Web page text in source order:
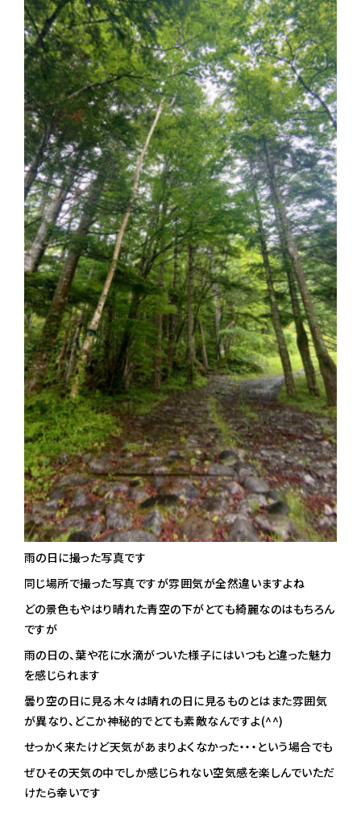
雨の日に撮った写真です
同じ場所で撮った写真ですが雰囲気が全然違いますよね
どの景色もやはり晴れた青空の下がとても綺麗なのはもちろん
ですが
雨の日の、葉や花に水滴がついた様子にはいつもと違った魅力
を感じられます
曇り空の日に見る木々は晴れの日に見るものとはまた雰囲気
が異なり、どこか神秘的でとても素敵なんですよ(^^)
せっかく来たけど天気があまりよくなかった・・・という場合でも
ぜひその天気の中でしか感じられない空気感を楽しんでいただ
けたら幸いです